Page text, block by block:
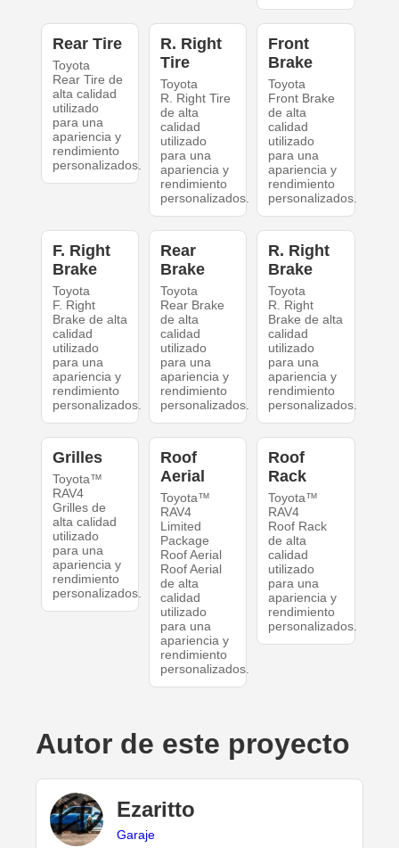
Rear Tire
Toyota
Rear Tire de
alta calidad
utilizado
para una
apariencia y
rendimiento
personalizados.
R. Right
Tire
Toyota
R. Right Tire
de alta
calidad
utilizado
para una
apariencia y
rendimiento
personalizados.
Front
Brake
Toyota
Front Brake
de alta
calidad
utilizado
para una
apariencia y
rendimiento
personalizados.
F. Right
Brake
Toyota
F. Right
Brake de alta
calidad
utilizado
para una
apariencia y
rendimiento
personalizados.
Rear
Brake
Toyota
Rear Brake
de alta
calidad
utilizado
para una
apariencia y
rendimiento
personalizados.
R. Right
Brake
Toyota
R. Right
Brake de alta
calidad
utilizado
para una
apariencia y
rendimiento
personalizados.
Grilles
Toyota™
RAV4
Grilles de
alta calidad
utilizado
para una
apariencia y
rendimiento
personalizados.
Roof
Aerial
Toyota™
RAV4
Limited
Package
Roof Aerial
Roof Aerial
de alta
calidad
utilizado
para una
apariencia y
rendimiento
personalizados.
Roof
Rack
Toyota™
RAV4
Roof Rack
de alta
calidad
utilizado
para una
apariencia y
rendimiento
personalizados.
Autor de este proyecto
Ezaritto
Garaje